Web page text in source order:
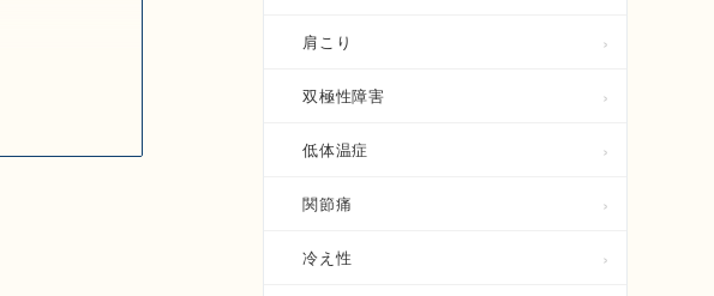
肩こり
双極性障害
低体温症
関節痛
冷え性